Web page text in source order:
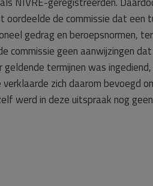
de commissie dat
gedrag en beroepsnormen,
commissie geen aanwijzingen
termijnen was
zich daarom bevoegd
werd in deze uitspraak nog